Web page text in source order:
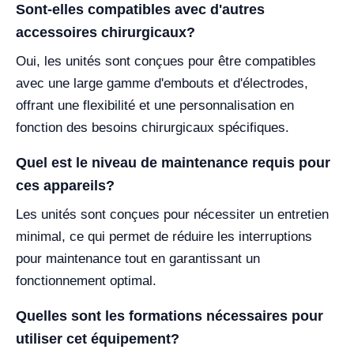
Sont-elles compatibles avec d'autres
accessoires chirurgicaux?
Oui, les unités sont conçues pour être compatibles
avec une large gamme d'embouts et d'électrodes,
offrant une flexibilité et une personnalisation en
fonction des besoins chirurgicaux spécifiques.
Quel est le niveau de maintenance requis pour
ces appareils?
Les unités sont conçues pour nécessiter un entretien
minimal, ce qui permet de réduire les interruptions
pour maintenance tout en garantissant un
fonctionnement optimal.
Quelles sont les formations nécessaires pour
utiliser cet équipement?